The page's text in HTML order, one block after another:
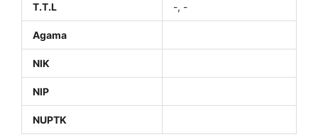
T.T.L -, -
Agama
NIK
NIP
NUPTK